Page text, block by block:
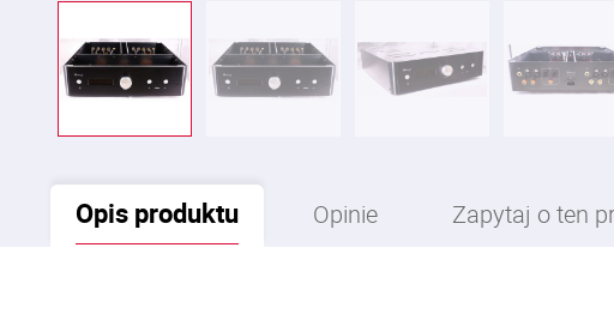
Opis produktu Opinie Zapytaj o ten